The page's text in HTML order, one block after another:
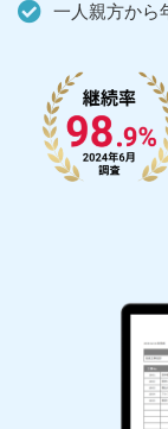
一人親方から